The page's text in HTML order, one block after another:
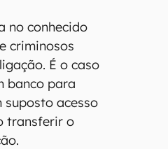
no conhecido
criminosos
É o caso
banco para
suposto acesso
transferir o